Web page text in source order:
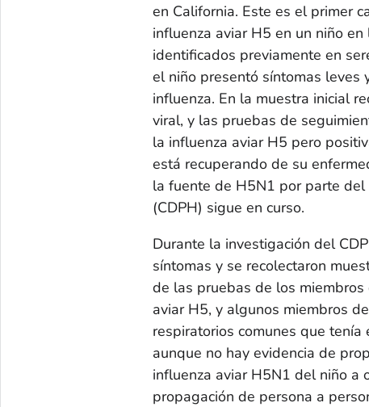
en California. Este es el primer
influenza aviar H5 en un niño
identificados previamente en
el niño presentó síntomas leves
influenza. En la muestra inicial
viral, y las pruebas de
la influenza aviar H5 pero
está recuperando de su
la fuente de H5N1 por parte
(CDPH) sigue en curso.
Durante la investigación del
síntomas y se recolectaron
de las pruebas de los
aviar H5, y algunos miembros
respiratorios comunes que
aunque no hay evidencia de
influenza aviar H5N1 del niño a
propagación de persona a